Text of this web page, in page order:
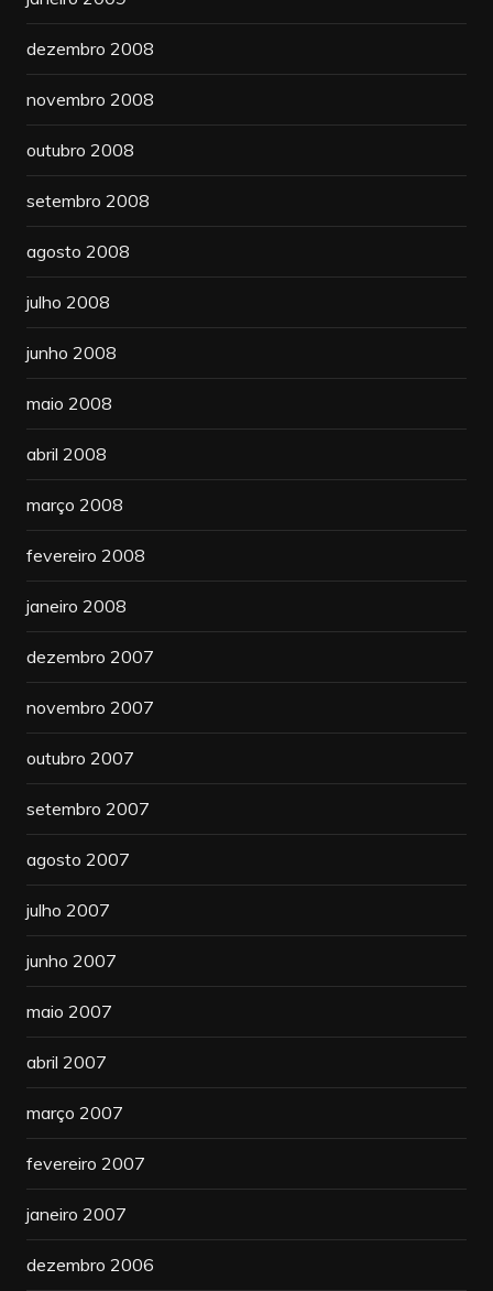
dezembro 2008
novembro 2008
outubro 2008
setembro 2008
agosto 2008
julho 2008
junho 2008
maio 2008
abril 2008
março 2008
fevereiro 2008
janeiro 2008
dezembro 2007
novembro 2007
outubro 2007
setembro 2007
agosto 2007
julho 2007
junho 2007
maio 2007
abril 2007
março 2007
fevereiro 2007
janeiro 2007
dezembro 2006